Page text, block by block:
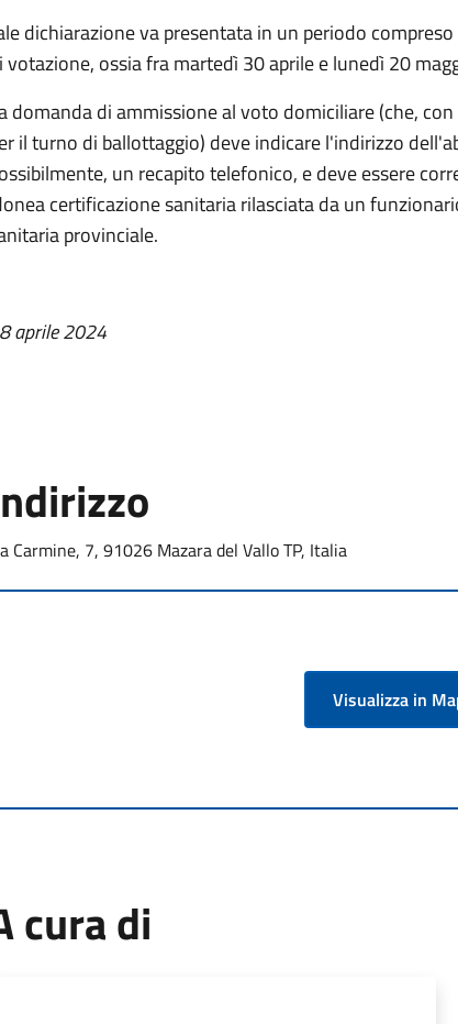
dichiarazione va presentata in un periodo
votazione, ossia fra martedì 30 aprile e lunedì 20
domanda di ammissione al voto domiciliare (che,
il turno di ballottaggio) deve indicare l'indirizzo
un recapito telefonico, e deve essere
certificazione sanitaria rilasciata da un
provinciale.
aprile 2024
Carmine, 7, 91026 Mazara del Vallo TP, Italia
Visualizza in
cura di